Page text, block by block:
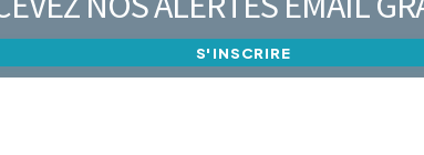
S'INSCRIRE